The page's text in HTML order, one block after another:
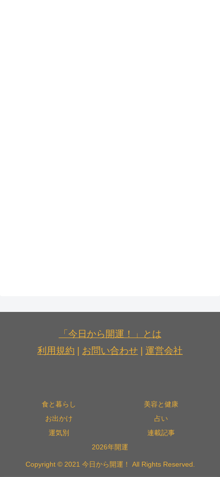
「今日から開運！」とは
利用規約
お問い合わせ 運営会社
食と暮らし
美容と健康
お出かけ
占い
運気別
連載記事
2026年開運
Copyright © 2021 今日から開運！ All Rights Reserved.